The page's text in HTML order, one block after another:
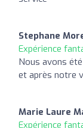
Stephane
Expérience
Nous avons
et après notre
Marie Laure
Expérience